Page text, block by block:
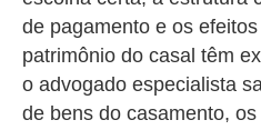
de pagamento e os
patrimônio do casal têm
o advogado especialista
de bens do casamento,